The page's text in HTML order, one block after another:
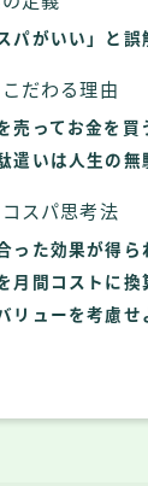
パがいい」と誤
だわる理由
売ってお金を買
遣いは人生の無
スパ思考法
った効果が得ら
月間コストに換
リューを考慮せ